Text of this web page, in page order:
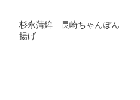
杉永蒲鉾 長崎ちゃんぽん
揚げ